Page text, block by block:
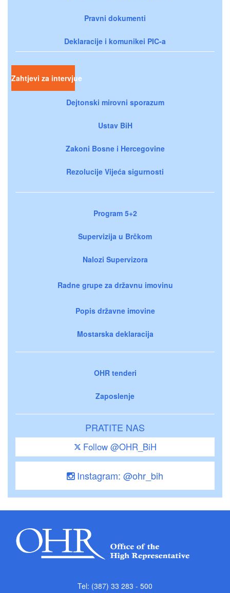
Pravni dokumenti
Deklaracije i komunikei PIC-a
Zahtjevi za intervjue
Dejtonski mirovni sporazum
Ustav BiH
Zakoni Bosne i Hercegovine
Rezolucije Vijeća sigurnosti
Program 5+2
Supervizija u Brčkom
Nalozi Supervizora
Radne grupe za državnu imovinu
Popis državne imovine
Mostarska deklaracija
OHR tenderi
Zaposlenje
PRATITE NAS
Follow @OHR_BiH
Instagram: @ohr_bih
Tel: (387) 33 283 - 500